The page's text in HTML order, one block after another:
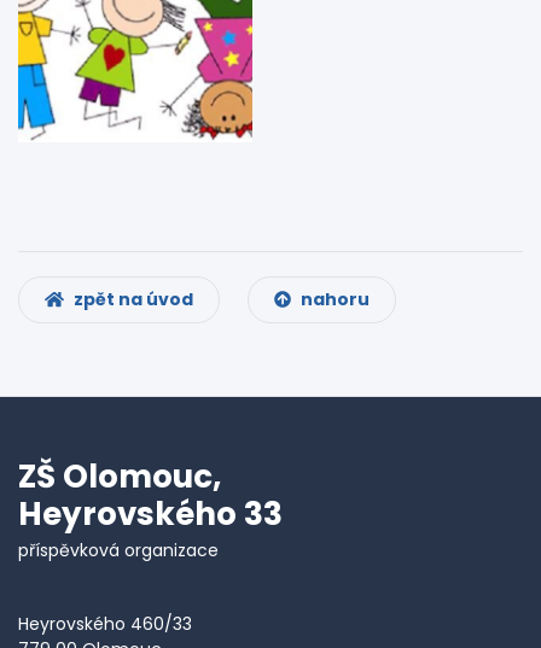
zpět na úvod nahoru
ZŠ Olomouc,
Heyrovského 33
příspěvková organizace
Heyrovského 460/33